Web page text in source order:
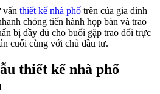
vấn thiết kế nhà phố trên của gia đình
chóng tiến hành họp bàn và trao
bị đầy đủ cho buổi gặp trao đổi trực
cuối cùng với chủ đầu tư.
thiết kế nhà phố